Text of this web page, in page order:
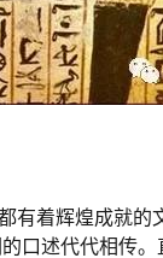
有着辉煌成就的
口述代代相传